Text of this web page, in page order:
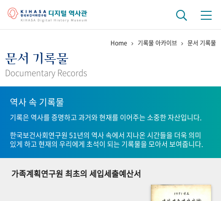
걸어온 길 기관 변천사
연구 역사
정책과 연구 키워드로 보는 연구 역사
연구자들
기록물 아카이브
사진 아카이브 문서 기록물 행정박물
Home 기록물 아카이브 문서 기록물
문서 기록물
Documentary Records
역사 속 기록물
기록은 역사를 증명하고 과거와 현재를 이어주는 소중한 자산입니다.
한국보건사회연구원 51년의 역사 속에서 지나온 시간들을 더욱 의미
있게 하고 현재의 우리에게 초석이 되는 기록물을 모아서 보여줍니다.
가족계획연구원 최초의 세입세출예산서